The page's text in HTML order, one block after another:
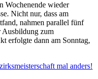
Wochenende wieder
Nicht nur, dass am
nahmen parallel fünf
Ausbildung zum
erfolgte dann am Sonntag,
mal anders!